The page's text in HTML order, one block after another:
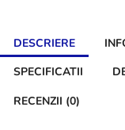
DESCRIERE
SPECIFICATII
RECENZII (0)